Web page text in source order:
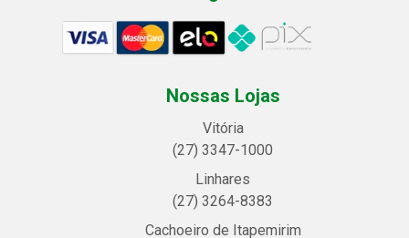
Nossas Lojas
Vitória
(27) 3347-1000
Linhares
(27) 3264-8383
Cachoeiro de Itapemirim